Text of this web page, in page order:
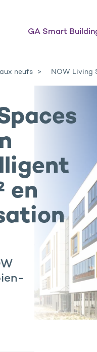
GA Smart
neufs NOW Living
en